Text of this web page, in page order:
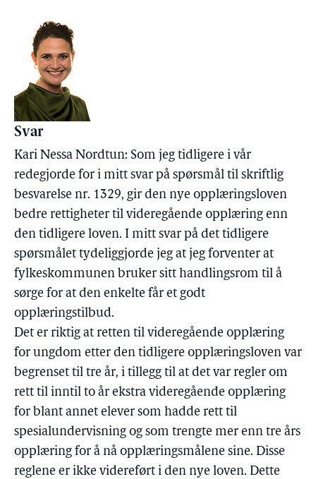
Svar
Kari Nessa Nordtun: Som jeg tidligere i vår
redegjorde for i mitt svar på spørsmål til skriftlig
besvarelse nr. 1329, gir den nye opplæringsloven
bedre rettigheter til videregående opplæring enn
den tidligere loven. I mitt svar på det tidligere
spørsmålet tydeliggjorde jeg at jeg forventer at
fylkeskommunen bruker sitt handlingsrom til å
sørge for at den enkelte får et godt
opplæringstilbud.
Det er riktig at retten til videregående opplæring
for ungdom etter den tidligere opplæringsloven var
begrenset til tre år, i tillegg til at det var regler om
rett til inntil to år ekstra videregående opplæring
for blant annet elever som hadde rett til
spesialundervisning og som trengte mer enn tre års
opplæring for å nå opplæringsmålene sine. Disse
reglene er ikke videreført i den nye loven. Dette